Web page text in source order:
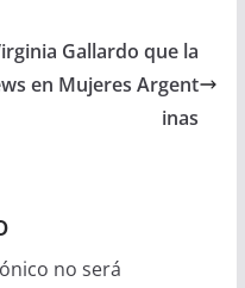
Gallardo que la
en Mujeres Argent
inas
no será